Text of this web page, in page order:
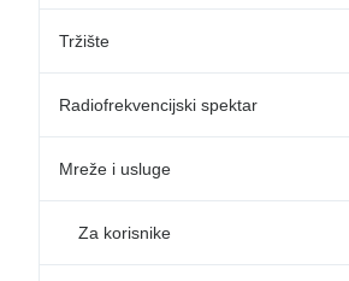
Tržište
Radiofrekvencijski spektar
Mreže i usluge
Za korisnike